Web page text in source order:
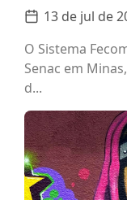
13 de jul de
O Sistema
Senac em
d...